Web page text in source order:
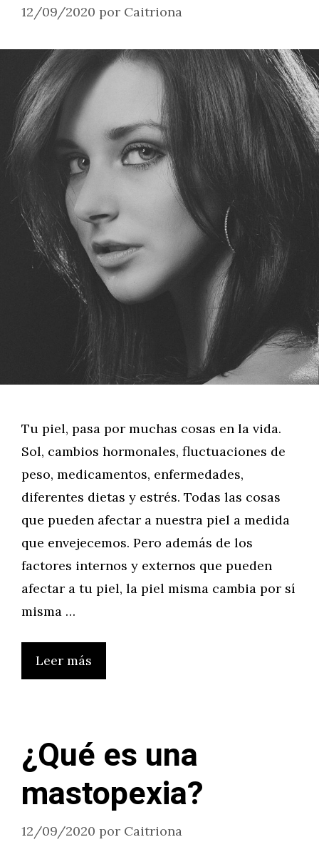
12/09/2020 por Caitriona
Tu piel, pasa por muchas cosas en la vida.
Sol, cambios hormonales, fluctuaciones de
peso, medicamentos, enfermedades,
diferentes dietas y estrés. Todas las cosas
que pueden afectar a nuestra piel a medida
que envejecemos. Pero además de los
factores internos y externos que pueden
afectar a tu piel, la piel misma cambia por sí
misma …
Leer más
¿Qué es una
mastopexia?
12/09/2020 por Caitriona